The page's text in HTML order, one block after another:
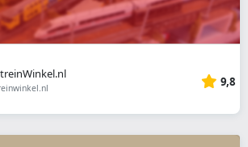
9,8